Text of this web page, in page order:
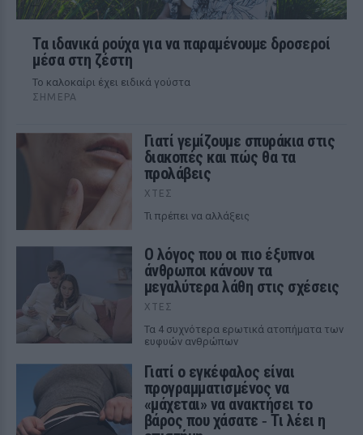
Τα ιδανικά ρούχα για να παραμένουμε δροσεροί
μέσα στη ζέστη
To καλοκαίρι έχει ειδικά γούστα
ΣΉΜΕΡΑ
Γιατί γεμίζουμε σπυράκια στις
διακοπές και πώς θα τα
προλάβεις
ΧΤΕΣ
Τι πρέπει να αλλάξεις
Ο λόγος που οι πιο έξυπνοι
άνθρωποι κάνουν τα
μεγαλύτερα λάθη στις σχέσεις
ΧΤΕΣ
Τα 4 συχνότερα ερωτικά ατοπήματα των
ευφυών ανθρώπων
Γιατί ο εγκέφαλος είναι
προγραμματισμένος να
«μάχεται» να ανακτήσει το
βάρος που χάσατε ‑ Τι λέει η